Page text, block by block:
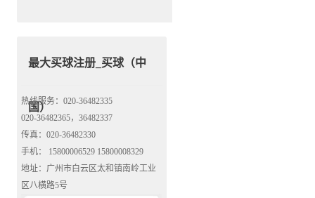
最大买球注册_买球（中
国）
热线服务：020-36482335
020-36482365，36482337
传真：020-36482330
手机： 15800006529 15800008329
地址：广州市白云区太和镇南岭工业
区八横路5号